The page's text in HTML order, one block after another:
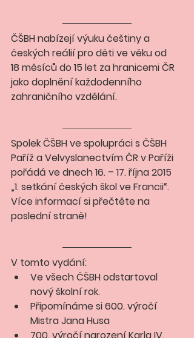
ČŠBH nabízejí výuku češtiny a
českých reálií pro děti ve věku od
18 měsíců do 15 let za hranicemi ČR
jako doplnění každodenního
zahraničního vzdělání.
Spolek ČŠBH ve spolupráci s ČŠBH
Paříž a Velvyslanectvím ČR v Paříži
pořádá ve dnech 16. – 17. října 2015
„1. setkání českých škol ve Francii“.
Více informací si přečtěte na
poslední straně!
V tomto vydání:
Ve všech ČŠBH odstartoval
nový školní rok.
Připomínáme si 600. výročí
Mistra Jana Husa